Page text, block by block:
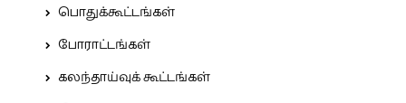
பொதுக்கூட்டங்கள்
போராட்டங்கள்
கலந்தாய்வுக் கூட்டங்கள்